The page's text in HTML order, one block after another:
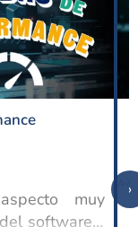
muy
software y
›